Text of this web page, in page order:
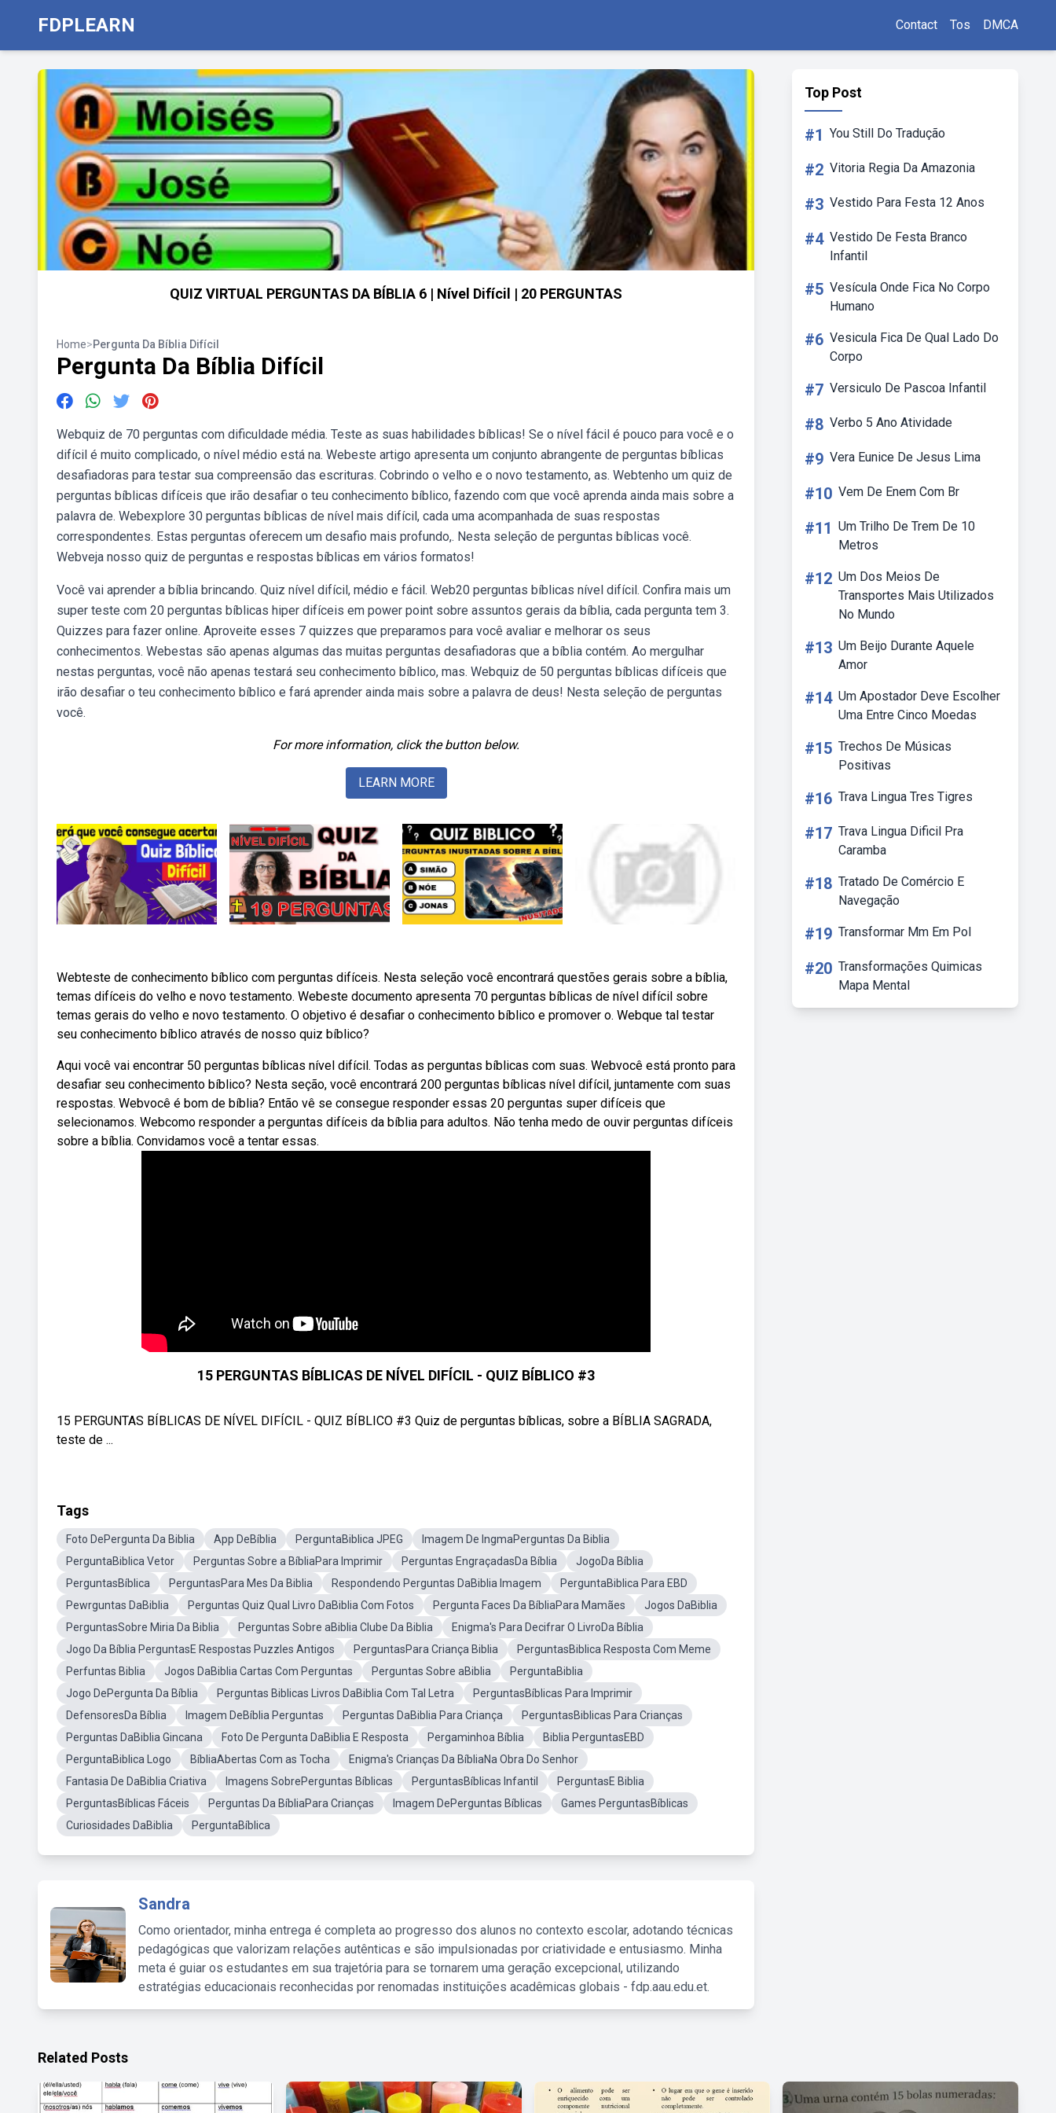
FDPLEARN Contact Tos DMCA
QUIZ VIRTUAL PERGUNTAS DA BÍBLIA 6 | Nível Difícil | 20 PERGUNTAS
Home>Pergunta Da Bíblia Difícil
Pergunta Da Bíblia Difícil
Webquiz de 70 perguntas com dificuldade média. Teste as suas habilidades bíblicas! Se o nível fácil é pouco para você e o
difícil é muito complicado, o nível médio está na. Webeste artigo apresenta um conjunto abrangente de perguntas bíblicas
desafiadoras para testar sua compreensão das escrituras. Cobrindo o velho e o novo testamento, as. Webtenho um quiz de
perguntas bíblicas difíceis que irão desafiar o teu conhecimento bíblico, fazendo com que você aprenda ainda mais sobre a
palavra de. Webexplore 30 perguntas bíblicas de nível mais difícil, cada uma acompanhada de suas respostas
correspondentes. Estas perguntas oferecem um desafio mais profundo,. Nesta seleção de perguntas bíblicas você.
Webveja nosso quiz de perguntas e respostas bíblicas em vários formatos!
Você vai aprender a bíblia brincando. Quiz nível difícil, médio e fácil. Web20 perguntas bíblicas nível difícil. Confira mais um
super teste com 20 perguntas bíblicas hiper difíceis em power point sobre assuntos gerais da bíblia, cada pergunta tem 3.
Quizzes para fazer online. Aproveite esses 7 quizzes que preparamos para você avaliar e melhorar os seus
conhecimentos. Webestas são apenas algumas das muitas perguntas desafiadoras que a bíblia contém. Ao mergulhar
nestas perguntas, você não apenas testará seu conhecimento bíblico, mas. Webquiz de 50 perguntas bíblicas difíceis que
irão desafiar o teu conhecimento bíblico e fará aprender ainda mais sobre a palavra de deus! Nesta seleção de perguntas
você.
For more information, click the button below.
LEARN MORE
Webteste de conhecimento bíblico com perguntas difíceis. Nesta seleção você encontrará questões gerais sobre a bíblia,
temas difíceis do velho e novo testamento. Webeste documento apresenta 70 perguntas bíblicas de nível difícil sobre
temas gerais do velho e novo testamento. O objetivo é desafiar o conhecimento bíblico e promover o. Webque tal testar
seu conhecimento bíblico através de nosso quiz bíblico?
Aqui você vai encontrar 50 perguntas bíblicas nível difícil. Todas as perguntas bíblicas com suas. Webvocê está pronto para
desafiar seu conhecimento bíblico? Nesta seção, você encontrará 200 perguntas bíblicas nível difícil, juntamente com suas
respostas. Webvocê é bom de bíblia? Então vê se consegue responder essas 20 perguntas super difíceis que
selecionamos. Webcomo responder a perguntas difíceis da bíblia para adultos. Não tenha medo de ouvir perguntas difíceis
sobre a bíblia. Convidamos você a tentar essas.
15 PERGUNTAS BÍBLICAS DE NÍVEL DIFÍCIL - QUIZ BÍBLICO #3
15 PERGUNTAS BÍBLICAS DE NÍVEL DIFÍCIL - QUIZ BÍBLICO #3 Quiz de perguntas bíblicas, sobre a BÍBLIA SAGRADA,
teste de ...
Tags
Foto DePergunta Da Biblia App DeBíblia PerguntaBiblica JPEG
Imagem De IngmaPerguntas Da Biblia
PerguntaBiblica Vetor
Perguntas Sobre a BíbliaPara Imprimir Perguntas EngraçadasDa Bíblia
JogoDa Bíblia
PerguntasBíblica
PerguntasPara Mes Da Biblia Respondendo Perguntas DaBiblia Imagem
PerguntaBiblica Para EBD
Pewrguntas DaBiblia
Perguntas Quiz Qual Livro DaBiblia Com Fotos Pergunta Faces Da BíbliaPara Mamães
Jogos DaBiblia
PerguntasSobre Miria Da Biblia
Perguntas Sobre aBiblia Clube Da Biblia
Enigma's Para Decifrar O LivroDa Bíblia
Jogo Da Bíblia PerguntasE Respostas Puzzles Antigos
PerguntasPara Criança Biblia
PerguntasBiblica Resposta Com Meme
Perfuntas Biblia
Jogos DaBiblia Cartas Com Perguntas Perguntas Sobre aBiblia
PerguntaBiblia
Jogo DePergunta Da Bíblia
Perguntas Biblicas Livros DaBiblia Com Tal Letra
PerguntasBíblicas Para Imprimir
DefensoresDa Bíblia
Imagem DeBíblia Perguntas Perguntas DaBiblia Para Criança
PerguntasBiblicas Para Crianças
Perguntas DaBiblia Gincana
Foto De Pergunta DaBiblia E Resposta Pergaminhoa Bíblia
Biblia PerguntasEBD
PerguntaBiblica Logo
BíbliaAbertas Com as Tocha
Enigma's Crianças Da BíbliaNa Obra Do Senhor
Fantasia De DaBiblia Criativa
Imagens SobrePerguntas Bíblicas PerguntasBíblicas Infantil
PerguntasE Biblia
PerguntasBíblicas Fáceis
Perguntas Da BíbliaPara Crianças Imagem DePerguntas Bíblicas
Games PerguntasBíblicas
Curiosidades DaBiblia
PerguntaBíblica
Sandra
Como orientador, minha entrega é completa ao progresso dos alunos no contexto escolar, adotando técnicas
pedagógicas que valorizam relações autênticas e são impulsionadas por criatividade e entusiasmo. Minha
meta é guiar os estudantes em sua trajetória para se tornarem uma geração excepcional, utilizando
estratégias educacionais reconhecidas por renomadas instituições acadêmicas globais - fdp.aau.edu.et.
Top Post
#1 You Still Do Tradução
#2 Vitoria Regia Da Amazonia
#3 Vestido Para Festa 12 Anos
#4 Vestido De Festa Branco
Infantil
#5 Vesícula Onde Fica No Corpo
Humano
#6 Vesicula Fica De Qual Lado Do
Corpo
#7 Versiculo De Pascoa Infantil
#8 Verbo 5 Ano Atividade
#9 Vera Eunice De Jesus Lima
#10 Vem De Enem Com Br
#11 Um Trilho De Trem De 10
Metros
#12 Um Dos Meios De
Transportes Mais Utilizados
No Mundo
#13 Um Beijo Durante Aquele
Amor
#14 Um Apostador Deve Escolher
Uma Entre Cinco Moedas
#15 Trechos De Músicas
Positivas
#16 Trava Lingua Tres Tigres
#17 Trava Lingua Dificil Pra
Caramba
#18 Tratado De Comércio E
Navegação
#19 Transformar Mm Em Pol
#20 Transformações Quimicas
Mapa Mental
Related Posts